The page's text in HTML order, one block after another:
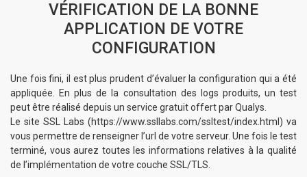
VÉRIFICATION DE LA BONNE
APPLICATION DE VOTRE
CONFIGURATION
Une fois fini, il est plus prudent d’évaluer la configuration qui a été
appliquée. En plus de la consultation des logs produits, un test
peut être réalisé depuis un service gratuit offert par Qualys.
Le site SSL Labs (https://www.ssllabs.com/ssltest/index.html ) va
vous permettre de renseigner l’url de votre serveur. Une fois le test
terminé, vous aurez toutes les informations relatives à la qualité
de l’implémentation de votre couche SSL/TLS.